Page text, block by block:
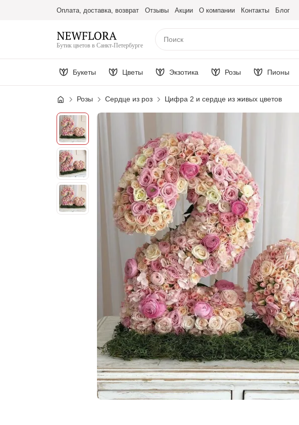
Оплата, доставка, возврат Отзывы Акции О компании Контакты Блог
Бутик цветов в Санкт-Петербурге
Букеты Цветы Экзотика Розы Пионы
Розы Сердце из роз Цифра 2 и сердце из живых цветов